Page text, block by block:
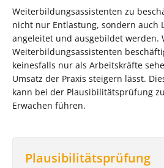
Weiterbildungsassistenten zu
nicht nur Entlastung, sondern auch
angeleitet und ausgebildet werden.
Weiterbildungsassistenten
keinesfalls nur als Arbeitskräfte
Umsatz der Praxis steigern lässt.
kann bei der Plausibilitätsprüfung
Erwachen führen.
Plausibilitätsprüfung